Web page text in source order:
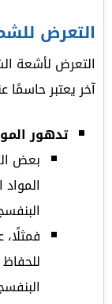
التعرض
التعرض لأشعة
آخر يعتبر حاسمًا
تدهور
بعض